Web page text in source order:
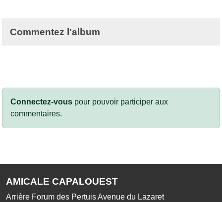
Commentez l'album
Connectez-vous pour pouvoir participer aux
commentaires.
AMICALE CAPALOUEST
Arrière Forum des Pertuis Avenue du Lazaret